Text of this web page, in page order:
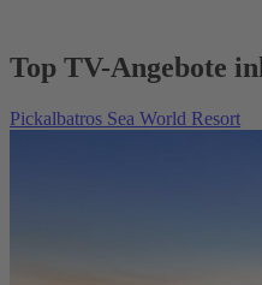
Top TV-Angebote
Pickalbatros Sea World Resort